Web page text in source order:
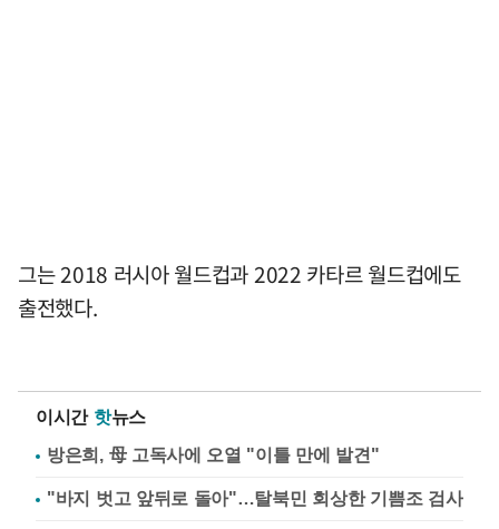
그는 2018 러시아 월드컵과 2022 카타르 월드컵에도
출전했다.
이시간 핫뉴스
방은희, 母 고독사에 오열 "이틀 만에 발견"
"바지 벗고 앞뒤로 돌아"…탈북민 회상한 기쁨조 검사